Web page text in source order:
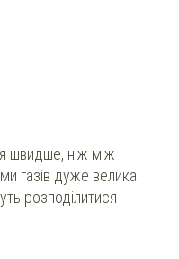
швидше, ніж між
газів дуже велика
розподілитися